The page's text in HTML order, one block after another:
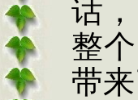
话
整
带